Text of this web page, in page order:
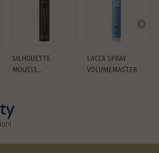
SILHOUETTE
MOUSSE...
LACCA SPRAY
VOLUMEMASTER